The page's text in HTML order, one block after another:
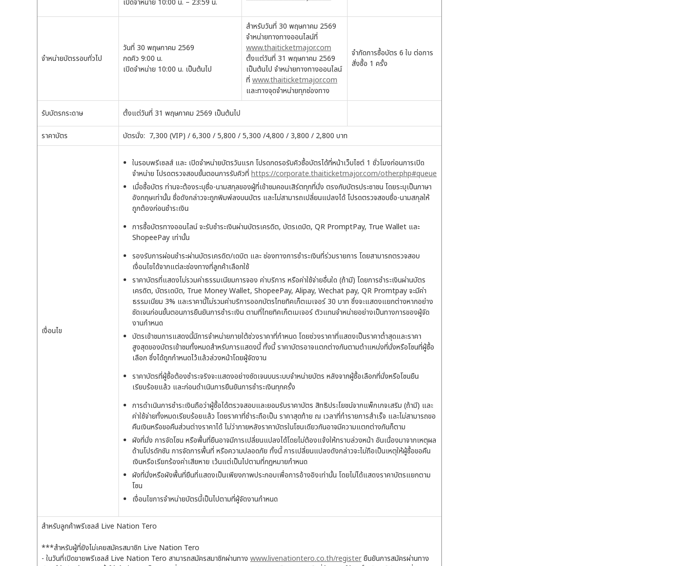
เปิดจำหน่าย 10:00 น. – 23:59 น.
จำหน่ายบัตรรอบทั่วไป
วันที่ 30 พฤษภาคม 2569
กดคิว 9:00 น.
เปิดจำหน่าย 10:00 น. เป็นต้นไป
สำหรับวันที่ 30 พฤษภาคม 2569
จำหน่ายทางทางออนไลน์ที่
www.thaiticketmajor.com
ตั้งแต่วันที่ 31 พฤษภาคม 2569
เป็นต้นไป จำหน่ายทางทางออนไลน์
ที่ www.thaiticketmajor.com
และทางจุดจำหน่ายทุกช่องทาง
จำกัดการซื้อบัตร 6 ใบ ต่อการ
สั่งซื้อ 1 ครั้ง
รับบัตรกระดาษ ตั้งแต่วันที่ 31 พฤษภาคม 2569 เป็นต้นไป
ราคาบัตร บัตรนั่ง: 7,300 (VIP) / 6,300 / 5,800 / 5,300 /4,800 / 3,800 / 2,800 บาท
เงื่อนไข
ในรอบพรีเซลส์ และ เปิดจำหน่ายบัตรวันแรก โปรดกดรอรับคิวซื้อบัตรได้ที่หน้าเว็บไซต์ 1 ชั่วโมงก่อนการเปิด
จำหน่าย โปรดตรวจสอบขั้นตอนการรับคิวที่ https://corporate.thaiticketmajor.com/other.php#queue
เมื่อซื้อบัตร ท่านจะต้องระบุชื่อ-นามสกุลของผู้ที่เข้าชมคอนเสิร์ตทุกที่นั่ง ตรงกับบัตรประชาชน โดยระบุเป็นภาษา
อังกฤษเท่านั้น ชื่อดังกล่าวจะถูกพิมพ์ลงบนบัตร และไม่สามารถเปลี่ยนแปลงได้ โปรดตรวจสอบชื่อ-นามสกุลให้
ถูกต้องก่อนชำระเงิน
การซื้อบัตรทางออนไลน์ จะรับชำระเงินผ่านบัตรเครดิต, บัตรเดบิต, QR PromptPay, True Wallet และ
ShopeePay เท่านั้น
รองรับการผ่อนชำระผ่านบัตรเครดิต/เดบิต และ ช่องทางการชำระเงินที่ร่วมรายการ โดยสามารถตรวจสอบ
เงื่อนไขได้จากแต่ละช่องทางที่ลูกค้าเลือกใช้
ราคาบัตรที่แสดงไม่รวมค่าธรรมเนียมการจอง ค่าบริการ หรือค่าใช้จ่ายอื่นใด (ถ้ามี) โดยการชำระเงินผ่านบัตร
เครดิต, บัตรเดบิต, True Money Wallet, ShopeePay, Alipay, Wechat pay, QR Promtpay จะมีค่า
ธรรมเนียม 3% และราคานี้ไม่รวมค่าบริการออกบัตรไทยทิคเก็ตเมเจอร์ 30 บาท ซึ่งจะแสดงแยกต่างหากอย่าง
ชัดเจนก่อนขั้นตอนการยืนยันการชำระเงิน ตามที่ไทยทิคเก็ตเมเจอร์ ตัวแทนจำหน่ายอย่างเป็นทางการของผู้จัด
งานกำหนด
บัตรเข้าชมการแสดงนี้มีการจำหน่ายภายใต้ช่วงราคาที่กำหนด โดยช่วงราคาที่แสดงเป็นราคาต่ำสุดและราคา
สูงสุดของบัตรเข้าชมทั้งหมดสำหรับการแสดงนี้ ทั้งนี้ ราคาบัตรอาจแตกต่างกันตามตำแหน่งที่นั่งหรือโซนที่ผู้ซื้อ
เลือก ซึ่งได้ถูกกำหนดไว้แล้วล่วงหน้าโดยผู้จัดงาน
ราคาบัตรที่ผู้ซื้อต้องชำระจริงจะแสดงอย่างชัดเจนบนระบบจำหน่ายบัตร หลังจากผู้ซื้อเลือกที่นั่งหรือโซนยืน
เรียบร้อยแล้ว และก่อนดำเนินการยืนยันการชำระเงินทุกครั้ง
การดำเนินการชำระเงินถือว่าผู้ซื้อได้ตรวจสอบและยอมรับราคาบัตร สิทธิประโยชน์จากแพ็กเกจเสริม (ถ้ามี) และ
ค่าใช้จ่ายทั้งหมดเรียบร้อยแล้ว โดยราคาที่ชำระถือเป็น ราคาสุดท้าย ณ เวลาที่ทำรายการสำเร็จ และไม่สามารถขอ
คืนเงินหรือขอคืนส่วนต่างราคาได้ ไม่ว่าภายหลังราคาบัตรในโซนเดียวกันอาจมีความแตกต่างกันก็ตาม
ผังที่นั่ง การจัดโซน หรือพื้นที่ยืนอาจมีการเปลี่ยนแปลงได้โดยไม่ต้องแจ้งให้ทราบล่วงหน้า อันเนื่องมาจากเหตุผล
ด้านโปรดักชัน การจัดการพื้นที่ หรือความปลอดภัย ทั้งนี้ การเปลี่ยนแปลงดังกล่าวจะไม่ถือเป็นเหตุให้ผู้ซื้อขอคืน
เงินหรือเรียกร้องค่าเสียหาย เว้นแต่เป็นไปตามที่กฎหมายกำหนด
ผังที่นั่งหรือผังพื้นที่ยืนที่แสดงเป็นเพียงภาพประกอบเพื่อการอ้างอิงเท่านั้น โดยไม่ได้แสดงราคาบัตรแยกตาม
โซน
เงื่อนไขการจำหน่ายบัตรนี้เป็นไปตามที่ผู้จัดงานกำหนด
สำหรับลูกค้าพรีเซลส์ Live Nation Tero
***สำหรับผู้ที่ยังไม่เคยสมัครสมาชิก Live Nation Tero
- ในวันที่เปิดขายพรีเซลส์ Live Nation Tero สามารถสมัครสมาชิกผ่านทาง www.livenationtero.co.th/registerยืนยันการสมัครผ่านทาง